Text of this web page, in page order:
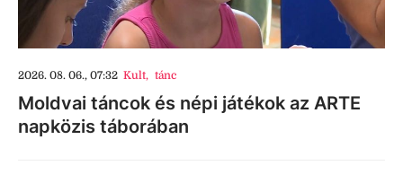
2026. 08. 06., 07:32 Kult, tánc
Moldvai táncok és népi játékok az ARTE
napközis táborában